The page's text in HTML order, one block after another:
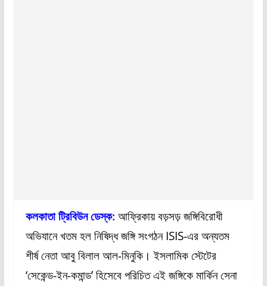
কলকাতা ট্রিবিউন ডেস্ক: আফ্রিকায় বড়সড় জঙ্গিবিরোধী
অভিযানে খতম হল নিষিদ্ধ জঙ্গি সংগঠন ISIS-এর অন্যতম
শীর্ষ নেতা আবু বিলাল আল-মিনুকি। ইসলামিক স্টেটের
‘সেকেন্ড-ইন-কমান্ড’ হিসেবে পরিচিত এই জঙ্গিকে মার্কিন সেনা